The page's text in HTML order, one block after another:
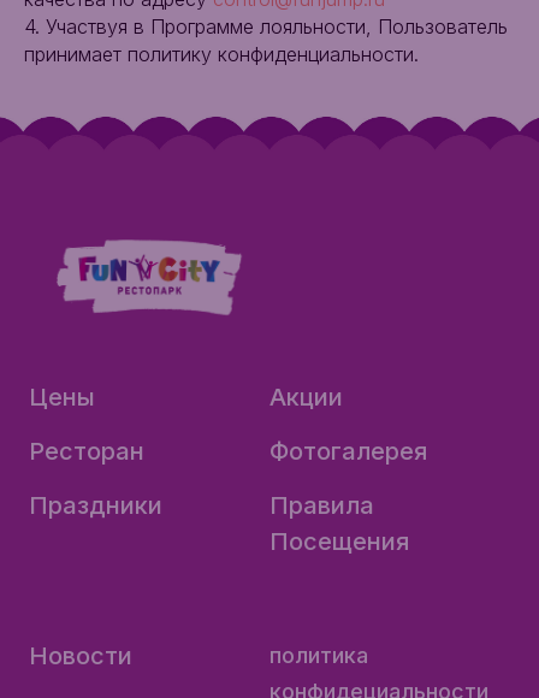
4. Участвуя в Программе лояльности, Пользователь
принимает политику конфиденциальности.
Цены
Ресторан
Праздники
Акции
Фотогалерея
Правила
Посещения
Новости
политика
конфидециальности